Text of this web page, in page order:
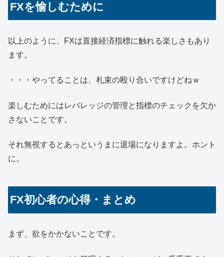
FXを愉しむために
以上のように、FXは直接経済指標に触れる楽しさもあり
ます。
・・・やってることは、札束の殴り合いですけどねｗ
楽しむためにはレバレッジの管理と指標のチェックを欠か
さないことです。
それ無視するとあっというまに退場になりますよ。ホント
に。
FX初心者の心得・まとめ
まず、欲をかかないことです。